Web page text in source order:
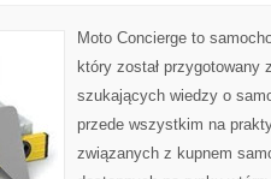
Moto Concierge to
który został przygotowany
szukających wiedzy o
przede wszystkim na
związanych z kupnem